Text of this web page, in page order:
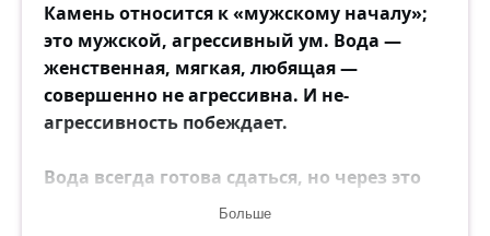
Камень относится к «мужскому началу»;
это мужской, агрессивный ум. Вода —
женственная, мягкая, любящая —
совершенно не агрессивна. И не-
агрессивность побеждает.
Вода всегда готова сдаться, но через это
она побеждает — таков способ женщины.
Больше